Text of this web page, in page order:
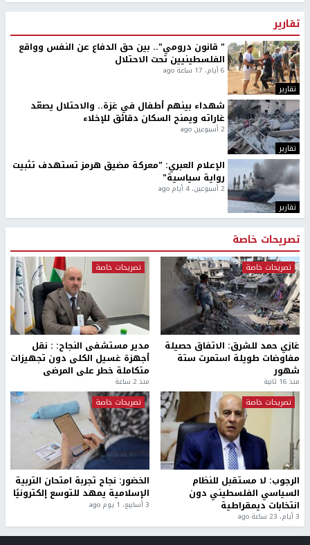
تقارير
تقارير
" قانون درومي".. بين حق الدفاع عن النفس وواقع
الفلسطينيين تحت الاحتلال
6 أيام، 17 ساعة ago
تقارير
شهداء بينهم أطفال في غزة.. والاحتلال يصعّد
غاراته ويمنح السكان دقائق للإخلاء
2 أسبوعين ago
تقارير
الإعلام العبري: "معركة مضيق هرمز تستهدف تثبيت
رواية سياسية"
2 أسبوعين، 4 أيام ago
تصريحات خاصة
تصريحات خاصة
غازي حمد للشرق: الاتفاق حصيلة
مفاوضات طويلة استمرت ستة
شهور
منذ 16 ثانية
تصريحات خاصة
مدير مستشفى النجاح: : نقل
أجهزة غسيل الكلى دون تجهيزات
متكاملة خطر على المرضى
منذ 2 ساعة
تصريحات خاصة
الرجوب: لا مستقبل للنظام
السياسي الفلسطيني دون
انتخابات ديمقراطية
3 أيام، 23 ساعة ago
تصريحات خاصة
الخضور: نجاح تجربة امتحان التربية
الإسلامية يمهد للتوسع إلكترونيًا
3 أسابيع، 1 يوم ago